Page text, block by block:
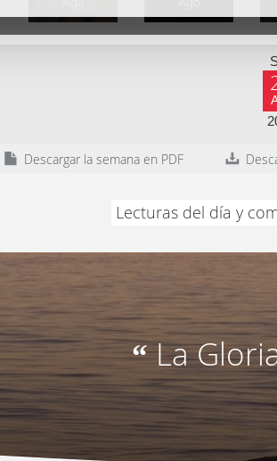
Descargar la semana en PDF
Lecturas del día y
“La